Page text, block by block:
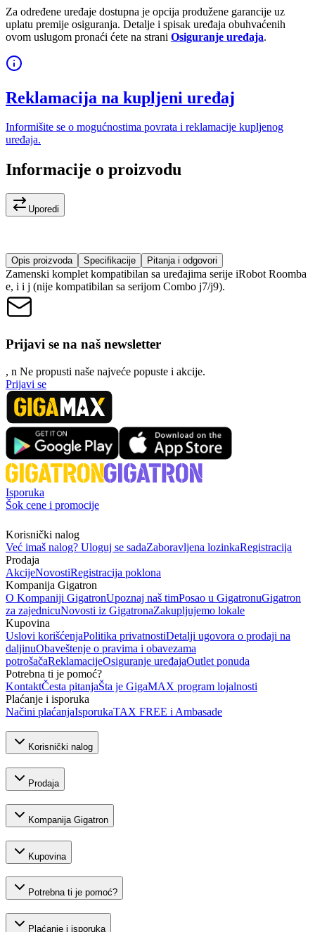
Za određene uređaje dostupna je opcija produžene garancije uz
uplatu premije osiguranja. Detalje i spisak uređaja obuhvaćenih
ovom uslugom pronaći ćete na strani Osiguranje uređaja.
Reklamacija na kupljeni uređaj
Informišite se o mogućnostima povrata i reklamacije kupljenog
uređaja.
Informacije o proizvodu
Uporedi
Opis proizvoda Specifikacije Pitanja i odgovori
Zamenski komplet kompatibilan sa uređajima serije iRobot Roomba
e, i i j (nije kompatibilan sa serijom Combo j7/j9).
Prijavi se na naš newsletter
, n Ne propusti naše najveće popuste i akcije.
Prijavi se
Isporuka
Šok cene i promocije
Korisnički nalog
Već imaš nalog? Uloguj se sadaZaboravljena lozinkaRegistracija
Prodaja
AkcijeNovostiRegistracija poklona
Kompanija Gigatron
O Kompaniji GigatronUpoznaj naš timPosao u GigatronuGigatron
za zajednicuNovosti iz GigatronaZakupljujemo lokale
Kupovina
Uslovi korišćenjaPolitika privatnostiDetalji ugovora o prodaji na
daljinuObaveštenje o pravima i obavezama
potrošačaReklamacijeOsiguranje uređajaOutlet ponuda
Potrebna ti je pomoć?
KontaktČesta pitanjaŠta je GigaMAX program lojalnosti
Plaćanje i isporuka
Načini plaćanjaIsporukaTAX FREE i Ambasade
Korisnički nalog
Prodaja
Kompanija Gigatron
Kupovina
Potrebna ti je pomoć?
Plaćanje i isporuka